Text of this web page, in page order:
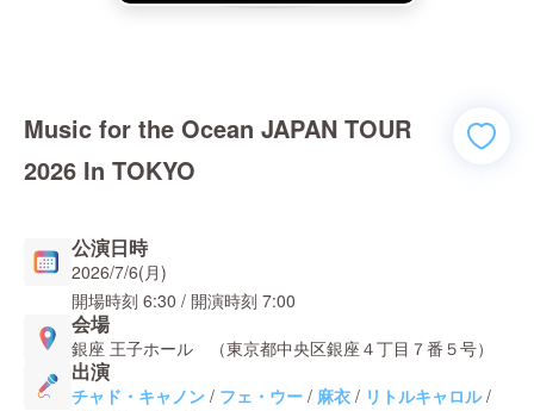
Music for the Ocean JAPAN TOUR
2026 In TOKYO
公演日時
2026/7/6(月)
開場時刻 6:30 / 開演時刻 7:00
会場
銀座 王子ホール （東京都中央区銀座４丁目７番５号）
出演
チャド・キャノン / フェ・ウー / 麻衣 / リトルキャロル/